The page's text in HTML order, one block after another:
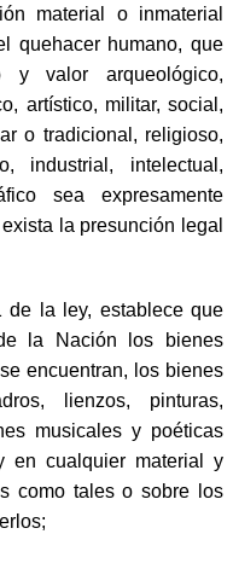
material o inmaterial
quehacer humano, que
y valor arqueológico,
artístico, militar, social,
o tradicional, religioso,
industrial, intelectual,
sea expresamente
la presunción legal
de la ley, establece que
la Nación los bienes
encuentran, los bienes
lienzos, pinturas,
musicales y poéticas
en cualquier material y
como tales o sobre los